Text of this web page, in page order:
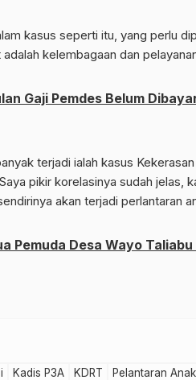
kasus seperti itu, yang perlu
kelembagaan dan
Gaji Pemdes Belum
terjadi ialah kasus
pikir korelasinya sudah jelas,
akan terjadi perlantaran
Pemuda Desa Wayo
Kadis P3A KDRT Pelantaran Anak